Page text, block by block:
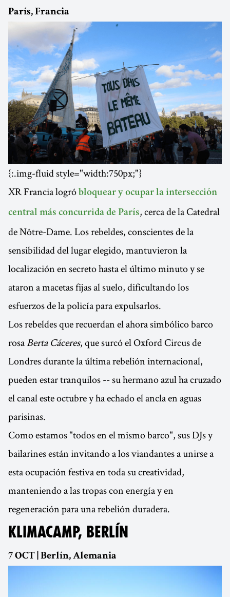
París, Francia
{:.img-fluid style="width:750px;"}
XR Francia logró bloquear y ocupar la intersección
central más concurrida de París, cerca de la Catedral
de Nôtre-Dame. Los rebeldes, conscientes de la
sensibilidad del lugar elegido, mantuvieron la
localización en secreto hasta el último minuto y se
ataron a macetas fijas al suelo, dificultando los
esfuerzos de la policía para expulsarlos.
Los rebeldes que recuerdan el ahora simbólico barco
rosaBerta Cáceres, que surcó el Oxford Circus de
Londres durante la última rebelión internacional,
pueden estar tranquilos -- su hermano azul ha cruzado
el canal este octubre y ha echado el ancla en aguas
parisinas.
Como estamos "todos en el mismo barco", sus DJs y
bailarines están invitando a los viandantes a unirse a
esta ocupación festiva en toda su creatividad,
manteniendo a las tropas con energía y en
regeneración para una rebelión duradera.
KLIMACAMP, BERLÍN
7 OCT | Berlín, Alemania